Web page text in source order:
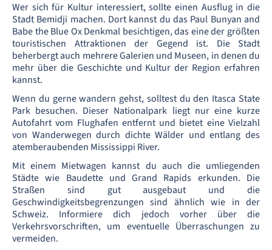
Wer sich für Kultur interessiert, sollte einen Ausflug in die
Stadt Bemidji machen. Dort kannst du das Paul Bunyan and
Babe the Blue Ox Denkmal besichtigen, das eine der größten
touristischen Attraktionen der Gegend ist. Die Stadt
beherbergt auch mehrere Galerien und Museen, in denen du
mehr über die Geschichte und Kultur der Region erfahren
kannst.
Wenn du gerne wandern gehst, solltest du den Itasca State
Park besuchen. Dieser Nationalpark liegt nur eine kurze
Autofahrt vom Flughafen entfernt und bietet eine Vielzahl
von Wanderwegen durch dichte Wälder und entlang des
atemberaubenden Mississippi River.
Mit einem Mietwagen kannst du auch die umliegenden
Städte wie Baudette und Grand Rapids erkunden. Die
Straßen sind gut ausgebaut und die
Geschwindigkeitsbegrenzungen sind ähnlich wie in der
Schweiz. Informiere dich jedoch vorher über die
Verkehrsvorschriften, um eventuelle Überraschungen zu
vermeiden.